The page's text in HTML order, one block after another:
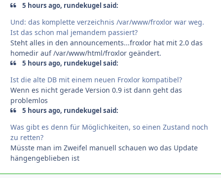
5 hours ago, rundekugel said:
Und: das komplette verzeichnis /var/www/froxlor war weg.
Ist das schon mal jemandem passiert?
Steht alles in den announcements...froxlor hat mit 2.0 das
homedir auf /var/www/html/froxlor geändert.
5 hours ago, rundekugel said:
Ist die alte DB mit einem neuen Froxlor kompatibel?
Wenn es nicht gerade Version 0.9 ist dann geht das
problemlos
5 hours ago, rundekugel said:
Was gibt es denn für Möglichkeiten, so einen Zustand noch
zu retten?
Müsste man im Zweifel manuell schauen wo das Update
hängengeblieben ist